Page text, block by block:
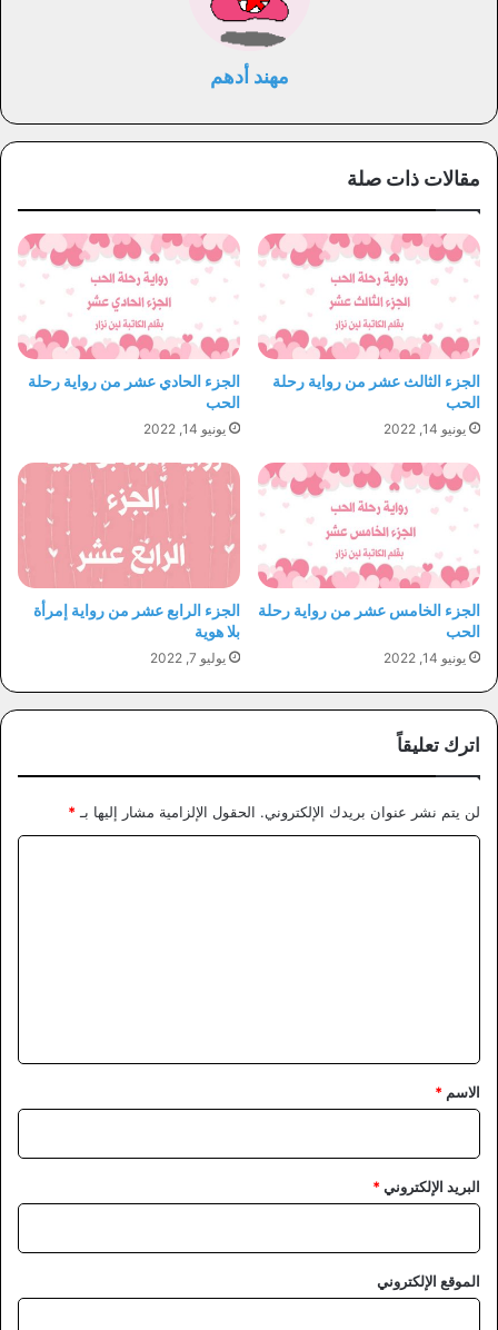
مهند أدهم
مقالات ذات صلة
الجزء الثالث عشر من رواية رحلة
الحب
يونيو 14, 2022
الجزء الحادي عشر من رواية رحلة
الحب
يونيو 14, 2022
الجزء الخامس عشر من رواية رحلة
الحب
يونيو 14, 2022
الجزء الرابع عشر من رواية إمرأة
بلا هوية
يوليو 7, 2022
اترك تعليقاً
لن يتم نشر عنوان بريدك الإلكتروني. الحقول الإلزامية مشار إليها بـ *
*
الاسم *
البريد الإلكتروني*
الموقع الإلكتروني